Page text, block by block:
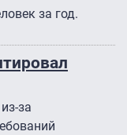
за год.
за